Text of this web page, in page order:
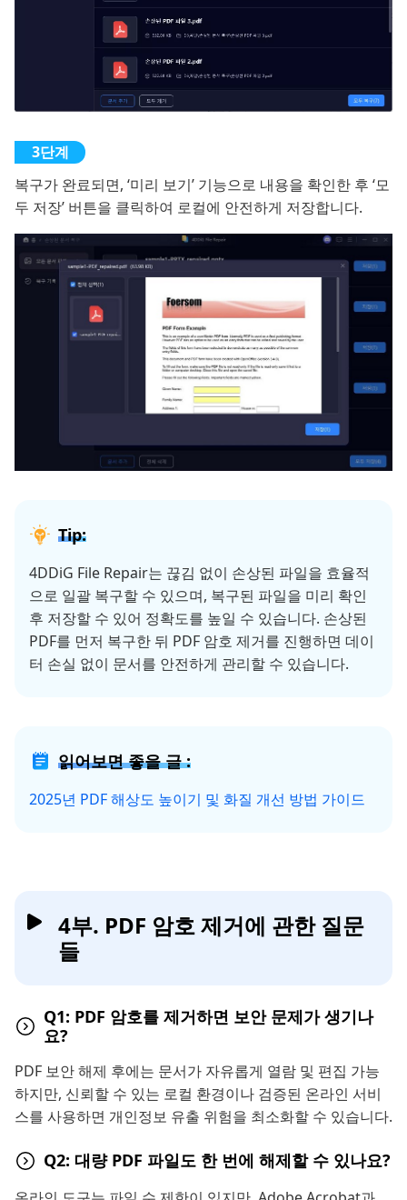
복구가 완료되면, ‘미리 보기’ 기능으로 내용을 확인한 후 ‘모
두 저장’ 버튼을 클릭하여 로컬에 안전하게 저장합니다.
Tip:
4DDiG File Repair는 끊김 없이 손상된 파일을 효율적
으로 일괄 복구할 수 있으며, 복구된 파일을 미리 확인
후 저장할 수 있어 정확도를 높일 수 있습니다. 손상된
PDF를 먼저 복구한 뒤 PDF 암호 제거를 진행하면 데이
터 손실 없이 문서를 안전하게 관리할 수 있습니다.
읽어보면 좋을 글 :
2025년 PDF 해상도 높이기 및 화질 개선 방법 가이드
4부. PDF 암호 제거에 관한 질문
들
Q1: PDF 암호를 제거하면 보안 문제가 생기나
요?
PDF 보안 해제 후에는 문서가 자유롭게 열람 및 편집 가능
하지만, 신뢰할 수 있는 로컬 환경이나 검증된 온라인 서비
스를 사용하면 개인정보 유출 위험을 최소화할 수 있습니다.
Q2: 대량 PDF 파일도 한 번에 해제할 수 있나요?